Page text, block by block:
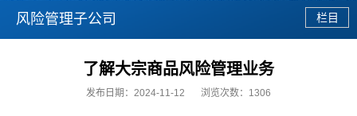
风险管理子公司
了解大宗商品风险管理业务
发布日期：2024-11-12 浏览次数： 1306